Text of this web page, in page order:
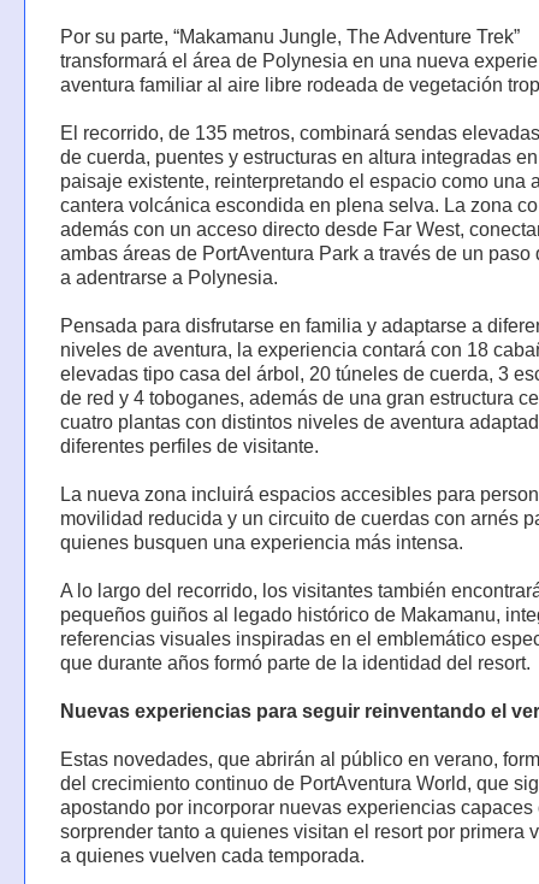
Por su parte, “Makamanu Jungle, The Adventure Trek”
transformará el área de Polynesia en una nueva
aventura familiar al aire libre rodeada de vegetación
El recorrido, de 135 metros, combinará sendas
de cuerda, puentes y estructuras en altura integradas
paisaje existente, reinterpretando el espacio como una
cantera volcánica escondida en plena selva. La zona
además con un acceso directo desde Far West,
ambas áreas de PortAventura Park a través de un paso
a adentrarse a Polynesia.
Pensada para disfrutarse en familia y adaptarse a
niveles de aventura, la experiencia contará con 18
elevadas tipo casa del árbol, 20 túneles de cuerda, 3
de red y 4 toboganes, además de una gran estructura
cuatro plantas con distintos niveles de aventura
diferentes perfiles de visitante.
La nueva zona incluirá espacios accesibles para
movilidad reducida y un circuito de cuerdas con arnés
quienes busquen una experiencia más intensa.
A lo largo del recorrido, los visitantes también
pequeños guiños al legado histórico de Makamanu,
referencias visuales inspiradas en el emblemático
que durante años formó parte de la identidad del resort.
Nuevas experiencias para seguir reinventando el
Estas novedades, que abrirán al público en verano,
del crecimiento continuo de PortAventura World, que
apostando por incorporar nuevas experiencias capaces
sorprender tanto a quienes visitan el resort por primera
a quienes vuelven cada temporada.